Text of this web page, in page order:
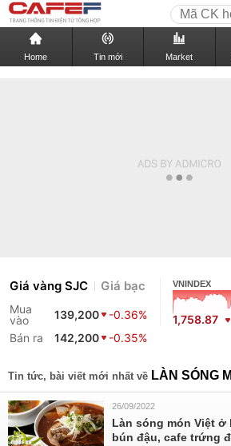
Home Tin mới Market
Giá vàng SJC Giá bạc
Mua
vào
139,200
-0.36%
Bán ra
142,200 -0.35%
VNINDEX
1,758.87
Tin tức, bài viết mới nhất về LÀN SÓNG
26/09/2022
Làn sóng món Việt ở
bún đậu, cafe trứng